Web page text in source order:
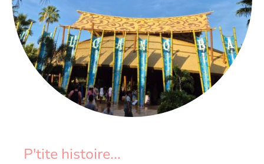
P'tite histoire...